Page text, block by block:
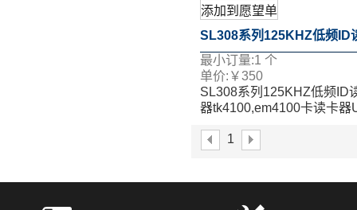
添加到愿望单
SL308系列125KHZ低频ID
器tk4100,em4100卡读卡
USB口读卡器
最小订量:1 个
单价: ￥350
SL308系列125KHZ低频ID
器tk4100,em4100卡读卡器
1